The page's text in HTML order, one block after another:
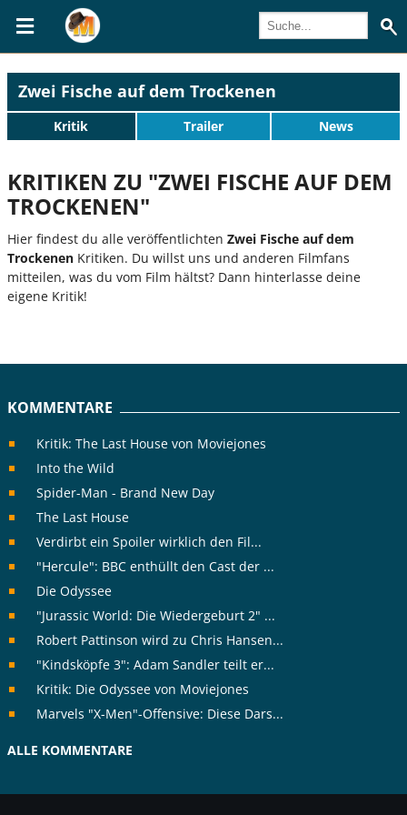
Zwei Fische auf dem Trockenen
Kritik Trailer News
KRITIKEN ZU "ZWEI FISCHE AUF DEM
TROCKENEN"
Hier findest du alle veröffentlichten Zwei Fische auf dem
Trockenen Kritiken. Du willst uns und anderen Filmfans
mitteilen, was du vom Film hältst? Dann hinterlasse deine
eigene Kritik!
KOMMENTARE
Kritik: The Last House von Moviejones
Into the Wild
Spider-Man - Brand New Day
The Last House
Verdirbt ein Spoiler wirklich den Fil...
"Hercule": BBC enthüllt den Cast der ...
Die Odyssee
"Jurassic World: Die Wiedergeburt 2" ...
Robert Pattinson wird zu Chris Hansen...
"Kindsköpfe 3": Adam Sandler teilt er...
Kritik: Die Odyssee von Moviejones
Marvels "X-Men"-Offensive: Diese Dars...
ALLE KOMMENTARE